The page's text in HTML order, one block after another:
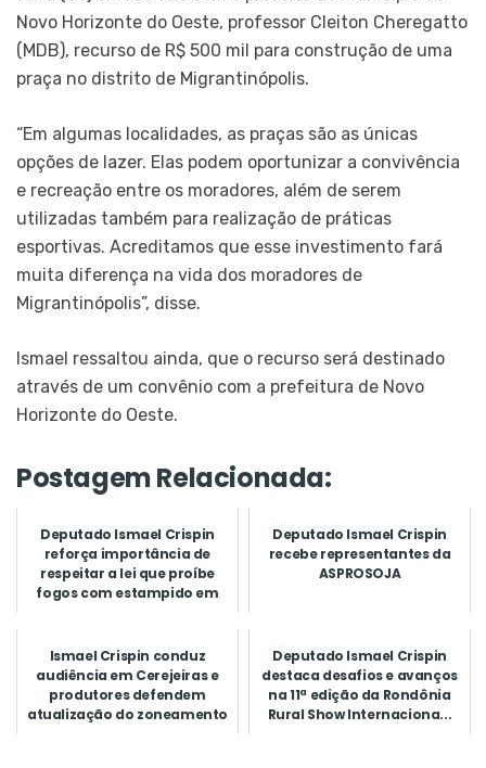
Novo Horizonte do Oeste, professor Cleiton Cheregatto
(MDB), recurso de R$ 500 mil para construção de uma
praça no distrito de Migrantinópolis.
“Em algumas localidades, as praças são as únicas
opções de lazer. Elas podem oportunizar a convivência
e recreação entre os moradores, além de serem
utilizadas também para realização de práticas
esportivas. Acreditamos que esse investimento fará
muita diferença na vida dos moradores de
Migrantinópolis”, disse.
Ismael ressaltou ainda, que o recurso será destinado
através de um convênio com a prefeitura de Novo
Horizonte do Oeste.
Postagem Relacionada:
Deputado Ismael Crispin
reforça importância de
respeitar a lei que proíbe
fogos com estampido em
Deputado Ismael Crispin
recebe representantes da
ASPROSOJA
Ismael Crispin conduz
audiência em Cerejeiras e
produtores defendem
atualização do zoneamento
Deputado Ismael Crispin
destaca desafios e avanços
na 11ª edição da Rondônia
Rural Show Internaciona...